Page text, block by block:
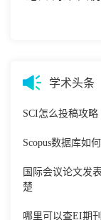
学术头条
SCI怎么投稿攻略
Scopus数据库如
国际会议论文发
楚
哪里可以查EI期